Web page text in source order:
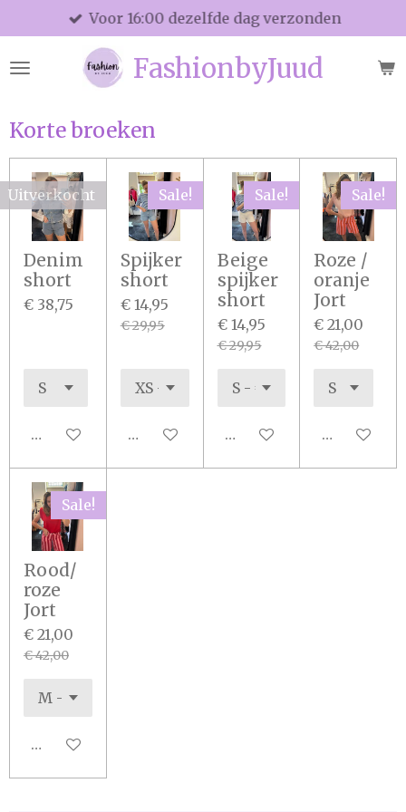
direct
naar
FashionbyJuud
Voor 16:00 dezelfde dag verzonden
Korte broeken
Uitverkocht
Denim
short
€ 38,75
Houd mij op de hoogte
Sale!
Spijker
short
€ 14,95
€ 29,95
In winkelwagen
Sale!
Beige
spijker
short
€ 14,95
€ 29,95
In winkelwagen
Sale!
Roze /
oranje
Jort
€ 21,00
€ 42,00
In
Sale!
Rood/
roze
Jort
€ 21,00
€ 42,00
In winkelwagen